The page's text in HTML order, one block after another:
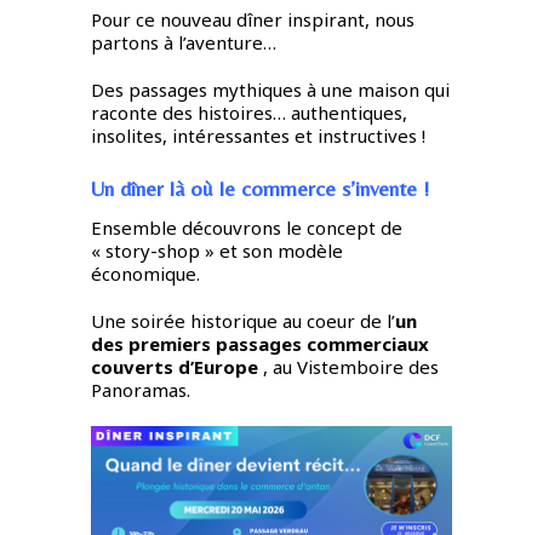
Pour ce nouveau dîner inspirant, nous
partons à l’aventure…
Des passages mythiques à une maison qui
raconte des histoires… authentiques,
insolites, intéressantes et instructives !
Un dîner là où le commerce s’invente !
Ensemble découvrons le concept de
« story-shop » et son modèle
économique.
Une soirée historique au coeur de l’un
des premiers passages commerciaux
couverts d’Europe, au Vistemboire des
Panoramas.